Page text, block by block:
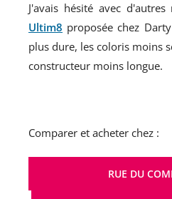
J'avais hésité avec
Ultim8 proposée chez
plus dure, les coloris moins
constructeur moins longue.
Comparer et acheter chez :
RUE DU